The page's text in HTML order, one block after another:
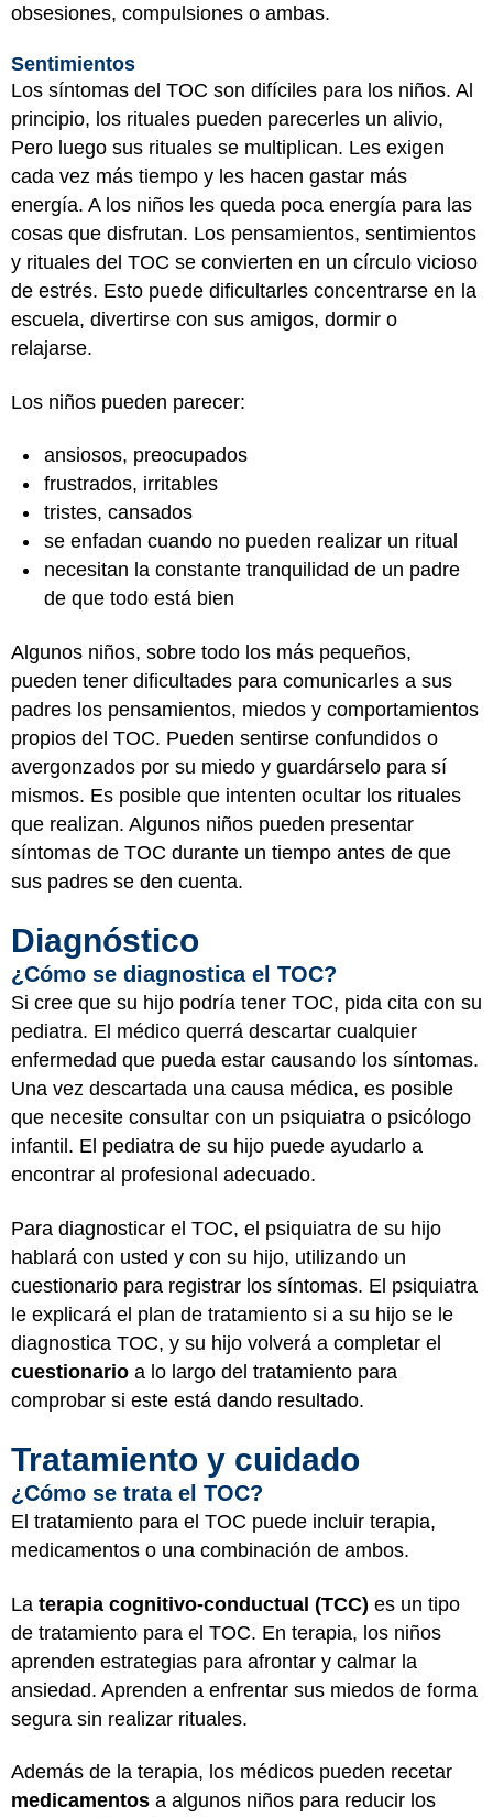
obsesiones, compulsiones o ambas.
Sentimientos
Los síntomas del TOC son difíciles para los niños. Al
principio, los rituales pueden parecerles un alivio,
Pero luego sus rituales se multiplican. Les exigen
cada vez más tiempo y les hacen gastar más
energía. A los niños les queda poca energía para las
cosas que disfrutan. Los pensamientos, sentimientos
y rituales del TOC se convierten en un círculo vicioso
de estrés. Esto puede dificultarles concentrarse en la
escuela, divertirse con sus amigos, dormir o
relajarse.
Los niños pueden parecer:
ansiosos, preocupados
frustrados, irritables
tristes, cansados
se enfadan cuando no pueden realizar un ritual
necesitan la constante tranquilidad de un padre
de que todo está bien
Algunos niños, sobre todo los más pequeños,
pueden tener dificultades para comunicarles a sus
padres los pensamientos, miedos y comportamientos
propios del TOC. Pueden sentirse confundidos o
avergonzados por su miedo y guardárselo para sí
mismos. Es posible que intenten ocultar los rituales
que realizan. Algunos niños pueden presentar
síntomas de TOC durante un tiempo antes de que
sus padres se den cuenta.
Diagnóstico
¿Cómo se diagnostica el TOC?
Si cree que su hijo podría tener TOC, pida cita con su
pediatra. El médico querrá descartar cualquier
enfermedad que pueda estar causando los síntomas.
Una vez descartada una causa médica, es posible
que necesite consultar con un psiquiatra o psicólogo
infantil. El pediatra de su hijo puede ayudarlo a
encontrar al profesional adecuado.
Para diagnosticar el TOC, el psiquiatra de su hijo
hablará con usted y con su hijo, utilizando un
cuestionario para registrar los síntomas. El psiquiatra
le explicará el plan de tratamiento si a su hijo se le
diagnostica TOC, y su hijo volverá a completar el
cuestionario a lo largo del tratamiento para
comprobar si este está dando resultado.
Tratamiento y cuidado
¿Cómo se trata el TOC?
El tratamiento para el TOC puede incluir terapia,
medicamentos o una combinación de ambos.
La terapia cognitivo-conductual (TCC) es un tipo
de tratamiento para el TOC. En terapia, los niños
aprenden estrategias para afrontar y calmar la
ansiedad. Aprenden a enfrentar sus miedos de forma
segura sin realizar rituales.
Además de la terapia, los médicos pueden recetar
medicamentos a algunos niños para reducir los